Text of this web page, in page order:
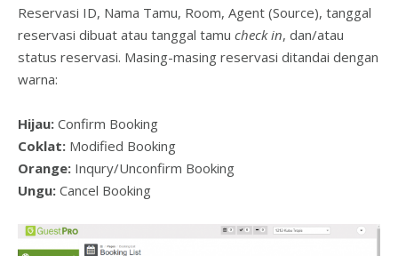
Reservasi ID, Nama Tamu, Room, Agent (Source), tanggal
reservasi dibuat atau tanggal tamu check in, dan/atau
status reservasi. Masing-masing reservasi ditandai dengan
warna:
Hijau: Confirm Booking
Coklat: Modified Booking
Orange: Inqury/Unconfirm Booking
Ungu: Cancel Booking